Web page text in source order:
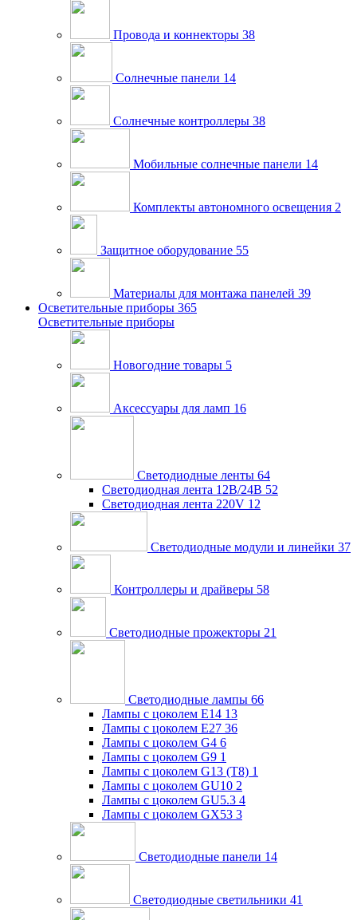
Провода и коннекторы 38
Солнечные панели 14
Солнечные контроллеры 38
Мобильные солнечные панели 14
Комплекты автономного освещения 2
Защитное оборудование 55
Материалы для монтажа панелей 39
Осветительные приборы 365
Осветительные приборы
Новогодние товары 5
Аксессуары для ламп 16
Светодиодные ленты 64
Светодиодная лента 12В/24В 52
Светодиодная лента 220V 12
Светодиодные модули и линейки 37
Контроллеры и драйверы 58
Светодиодные прожекторы 21
Светодиодные лампы 66
Лампы с цоколем E14 13
Лампы с цоколем E27 36
Лампы с цоколем G4 6
Лампы с цоколем G9 1
Лампы с цоколем G13 (Т8) 1
Лампы с цоколем GU10 2
Лампы с цоколем GU5.3 4
Лампы с цоколем GX53 3
Светодиодные панели 14
Светодиодные светильники 41